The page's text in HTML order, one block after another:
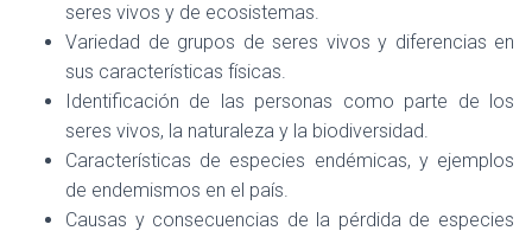
seres vivos y de ecosistemas.
Variedad de grupos de seres vivos y diferencias en
sus características físicas.
Identificación de las personas como parte de los
seres vivos, la naturaleza y la biodiversidad.
Características de especies endémicas, y ejemplos
de endemismos en el país.
Causas y consecuencias de la pérdida de especies